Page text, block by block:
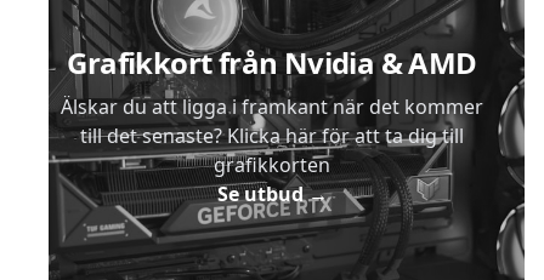
Grafikkort från Nvidia & AMD
Älskar du att ligga i framkant när det kommer
till det senaste? Klicka här för att ta dig till
grafikkorten
Se utbud→